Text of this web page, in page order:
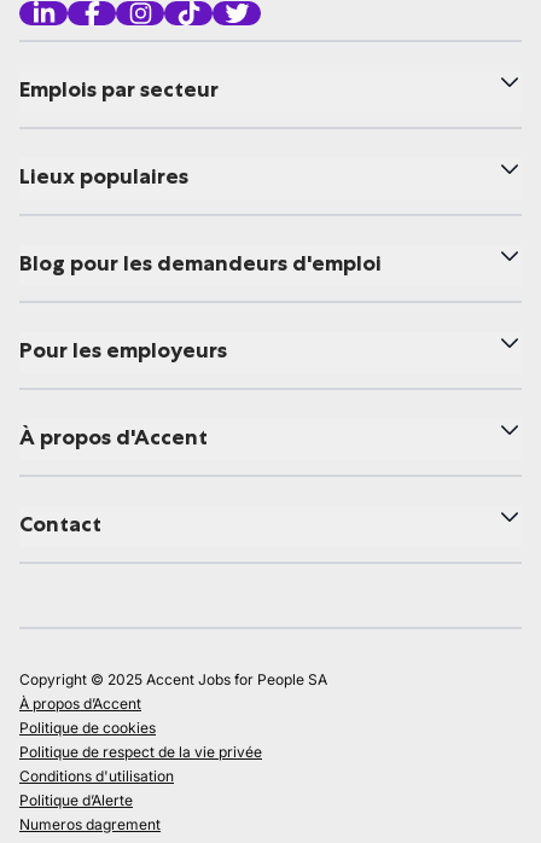
Emplois par secteur
Lieux populaires
Blog pour les demandeurs d'emploi
Pour les employeurs
À propos d'Accent
Contact
Copyright © 2025 Accent Jobs for People SA
À propos d’Accent
Politique de cookies
Politique de respect de la vie privée
Conditions d'utilisation
Politique d’Alerte
Numeros dagrement